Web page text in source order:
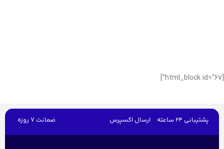
[html_block id="67"]
پشتیبانی 24 ساعته ارسال اکسپرس ضمانت 7 روزه